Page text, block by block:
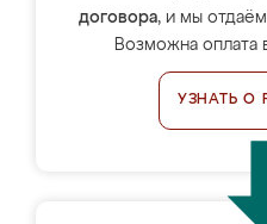
договора, и мы
Возможна оплата
УЗНАТЬ О